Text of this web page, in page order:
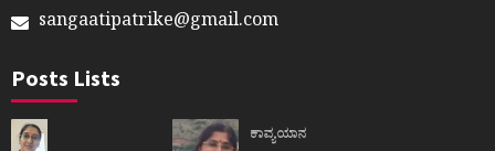
sangaatipatrike@gmail.com
Posts Lists
ಕಾವ್ಯಯಾನ